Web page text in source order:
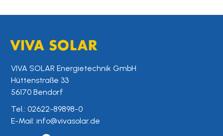
VIVA SOLAR Energietechnik GmbH
Hüttenstraße 33
56170 Bendorf
Tel.:02622-89898-0
E-Mail:info@vivasolar.de